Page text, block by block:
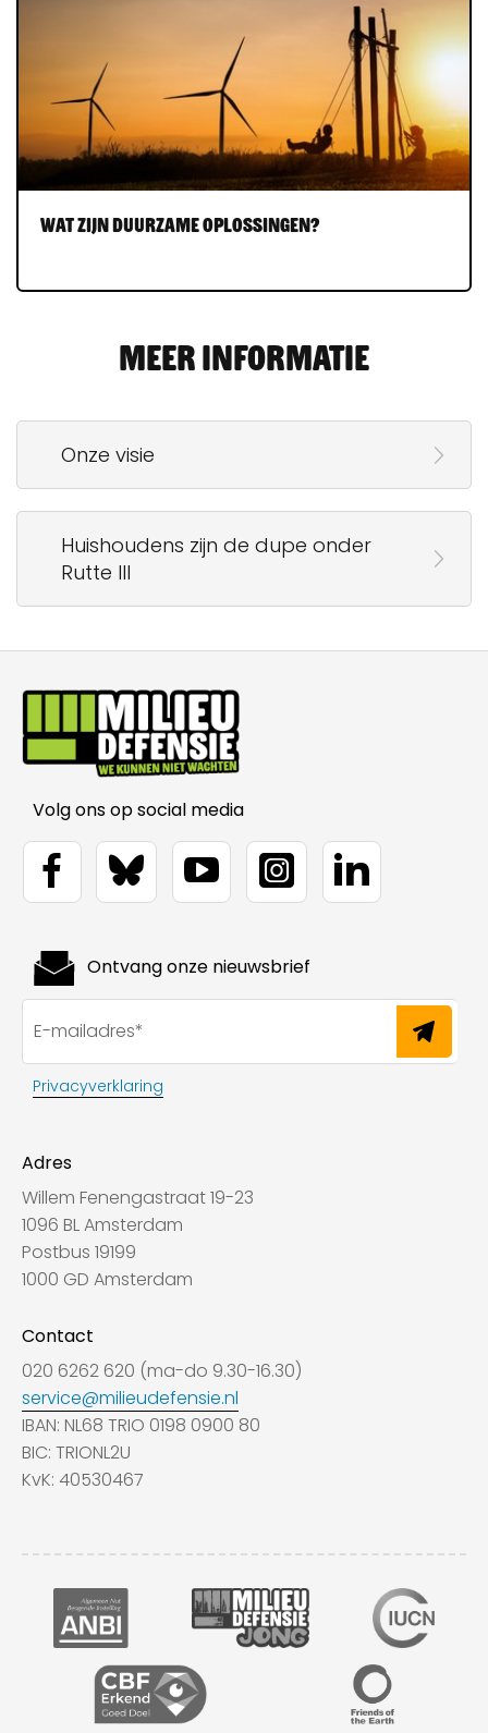
Wat zijn duurzame oplossingen?
Meer informatie
Onze visie
Huishoudens zijn de dupe onder
Rutte III
Volg ons op social media
Adres
Willem Fenengastraat 19-23
1096 BL Amsterdam
Postbus 19199
1000 GD Amsterdam
Contact
020 6262 620 (ma-do 9.30-16.30)
service@milieudefensie.nl
IBAN: NL68 TRIO 0198 0900 80
BIC: TRIONL2U
KvK: 40530467
Ontvang onze nieuwsbrief
Privacyverklaring